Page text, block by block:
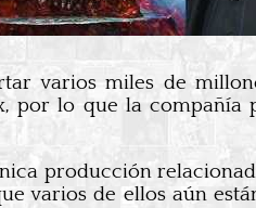
varios miles de
lo que la compañía
producción
varios de ellos aún